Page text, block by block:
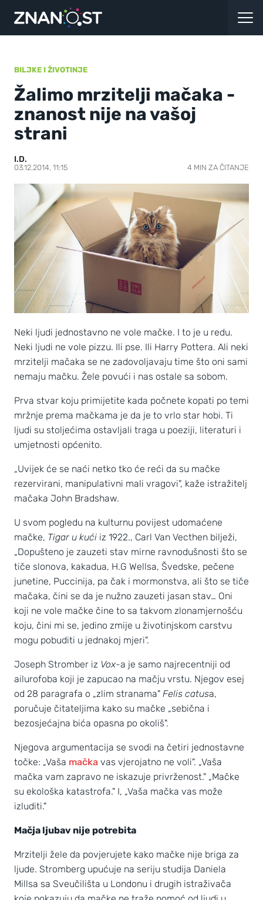
BILJKE I ŽIVOTINJE
Žalimo mrzitelji mačaka -
znanost nije na vašoj
strani
I.D.
03.12.2014, 11:15 4 MIN ZA ČITANJE
Neki ljudi jednostavno ne vole mačke. I to je u redu.
Neki ljudi ne vole pizzu. Ili pse. Ili Harry Pottera. Ali neki
mrzitelji mačaka se ne zadovoljavaju time što oni sami
nemaju mačku. Žele povući i nas ostale sa sobom.
Prva stvar koju primijetite kada počnete kopati po temi
mržnje prema mačkama je da je to vrlo star hobi. Ti
ljudi su stoljećima ostavljali traga u poeziji, literaturi i
umjetnosti općenito.
„Uvijek će se naći netko tko će reći da su mačke
rezervirani, manipulativni mali vragovi", kaže istražitelj
mačaka John Bradshaw.
U svom pogledu na kulturnu povijest udomaćene
mačke, Tigar u kući iz 1922., Carl Van Vecthen bilježi,
„Dopušteno je zauzeti stav mirne ravnodušnosti što se
tiče slonova, kakadua, H.G Wellsa, Švedske, pečene
junetine, Puccinija, pa čak i mormonstva, ali što se tiče
mačaka, čini se da je nužno zauzeti jasan stav… Oni
koji ne vole mačke čine to sa takvom zlonamjernošću
koju, čini mi se, jedino zmije u životinjskom carstvu
mogu pobuditi u jednakoj mjeri".
Joseph Stromber iz Vox-a je samo najrecentniji od
ailurofoba koji je zapucao na mačju vrstu. Njegov esej
od 28 paragrafa o „zlim stranama" Felis catusa,
poručuje čitateljima kako su mačke „sebična i
bezosjećajna bića opasna po okoliš".
Njegova argumentacija se svodi na četiri jednostavne
točke: „Vaša mačka vas vjerojatno ne voli". „Vaša
mačka vam zapravo ne iskazuje privrženost." „Mačke
su ekološka katastrofa." I, „Vaša mačka vas može
izluditi."
Mačja ljubav nije potrebita
Mrzitelji žele da povjerujete kako mačke nije briga za
ljude. Stromberg upućuje na seriju studija Daniela
Millsa sa Sveučilišta u Londonu i drugih istraživača